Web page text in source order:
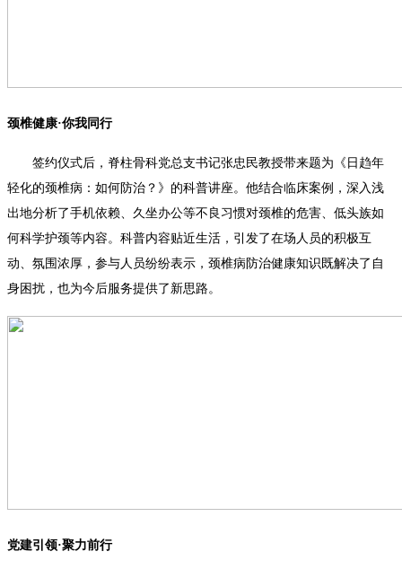
颈椎健康·你我同行
签约仪式后，脊柱骨科党总支书记张忠民教授带来题为《日趋年
轻化的颈椎病：如何防治？》的科普讲座。他结合临床案例，深入浅
出地分析了手机依赖、久坐办公等不良习惯对颈椎的危害、低头族如
何科学护颈等内容。科普内容贴近生活，引发了在场人员的积极互
动、氛围浓厚，参与人员纷纷表示，颈椎病防治健康知识既解决了自
身困扰，也为今后服务提供了新思路。
党建引领·聚力前行